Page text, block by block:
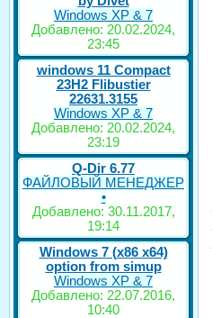
Windows XP & 7
Добавлено: 20.02.2024,
23:45
windows 11 Compact
23H2 Flibustier
22631.3155
Windows XP & 7
Добавлено: 20.02.2024,
23:19
Q-Dir 6.77
ФАЙЛОВЫЙ МЕНЕДЖЕР
•
Добавлено: 30.11.2017,
19:14
Windows 7 (x86 x64)
option from simup
Windows XP & 7
Добавлено: 22.07.2016,
10:40